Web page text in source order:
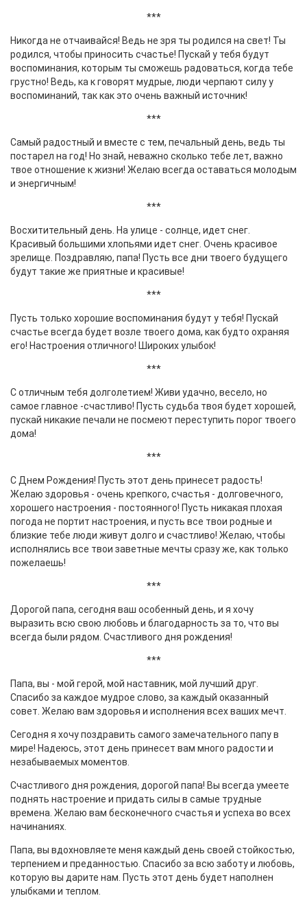
***
Никогда не отчаивайся! Ведь не зря ты родился на свет! Ты
родился, чтобы приносить счастье! Пускай у тебя будут
воспоминания, которым ты сможешь радоваться, когда тебе
грустно! Ведь, ка к говорят мудрые, люди черпают силу у
воспоминаний, так как это очень важный источник!
***
Самый радостный и вместе с тем, печальный день, ведь ты
постарел на год! Но знай, неважно сколько тебе лет, важно
твое отношение к жизни! Желаю всегда оставаться молодым
и энергичным!
***
Восхитительный день. На улице - солнце, идет снег.
Красивый большими хлопьями идет снег. Очень красивое
зрелище. Поздравляю, папа! Пусть все дни твоего будущего
будут такие же приятные и красивые!
***
Пусть только хорошие воспоминания будут у тебя! Пускай
счастье всегда будет возле твоего дома, как будто охраняя
его! Настроения отличного! Широких улыбок!
***
С отличным тебя долголетием! Живи удачно, весело, но
самое главное -счастливо! Пусть судьба твоя будет хорошей,
пускай никакие печали не посмеют переступить порог твоего
дома!
***
С Днем Рождения! Пусть этот день принесет радость!
Желаю здоровья - очень крепкого, счастья - долговечного,
хорошего настроения - постоянного! Пусть никакая плохая
погода не портит настроения, и пусть все твои родные и
близкие тебе люди живут долго и счастливо! Желаю, чтобы
исполнялись все твои заветные мечты сразу же, как только
пожелаешь!
***
Дорогой папа, сегодня ваш особенный день, и я хочу
выразить всю свою любовь и благодарность за то, что вы
всегда были рядом. Счастливого дня рождения!
***
Папа, вы - мой герой, мой наставник, мой лучший друг.
Спасибо за каждое мудрое слово, за каждый оказанный
совет. Желаю вам здоровья и исполнения всех ваших мечт.
Сегодня я хочу поздравить самого замечательного папу в
мире! Надеюсь, этот день принесет вам много радости и
незабываемых моментов.
Счастливого дня рождения, дорогой папа! Вы всегда умеете
поднять настроение и придать силы в самые трудные
времена. Желаю вам бесконечного счастья и успеха во всех
начинаниях.
Папа, вы вдохновляете меня каждый день своей стойкостью,
терпением и преданностью. Спасибо за всю заботу и любовь,
которую вы дарите нам. Пусть этот день будет наполнен
улыбками и теплом.